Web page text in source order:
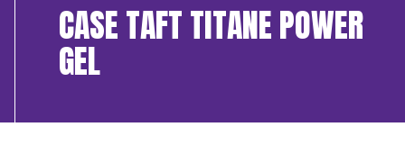
CASE TAFT TITANE POWER
GEL